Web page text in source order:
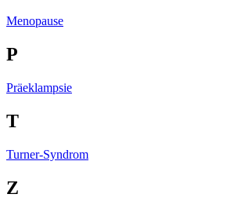
Menopause
P
Präeklampsie
T
Turner-Syndrom
Z